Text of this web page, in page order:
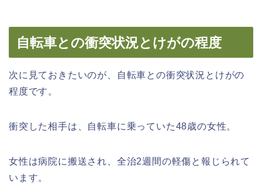
自転車との衝突状況とけがの程度
次に見ておきたいのが、自転車との衝突状況とけがの
程度です。
衝突した相手は、自転車に乗っていた48歳の女性。
女性は病院に搬送され、全治2週間の軽傷と報じられて
います。